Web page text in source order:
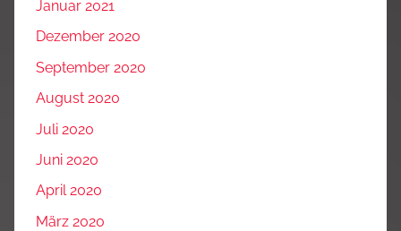
Januar 2021
Dezember 2020
September 2020
August 2020
Juli 2020
Juni 2020
April 2020
März 2020